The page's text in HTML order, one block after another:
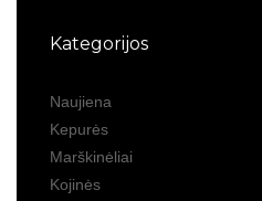
Kategorijos
Naujiena
Kepurės
Marškinėliai
Kojinės